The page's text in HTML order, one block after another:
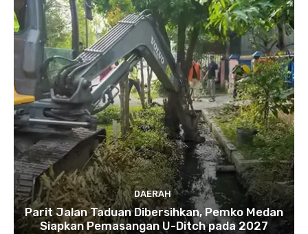
DAERAH
Parit Jalan Taduan Dibersihkan, Pemko Medan
Siapkan Pemasangan U-Ditch pada 2027